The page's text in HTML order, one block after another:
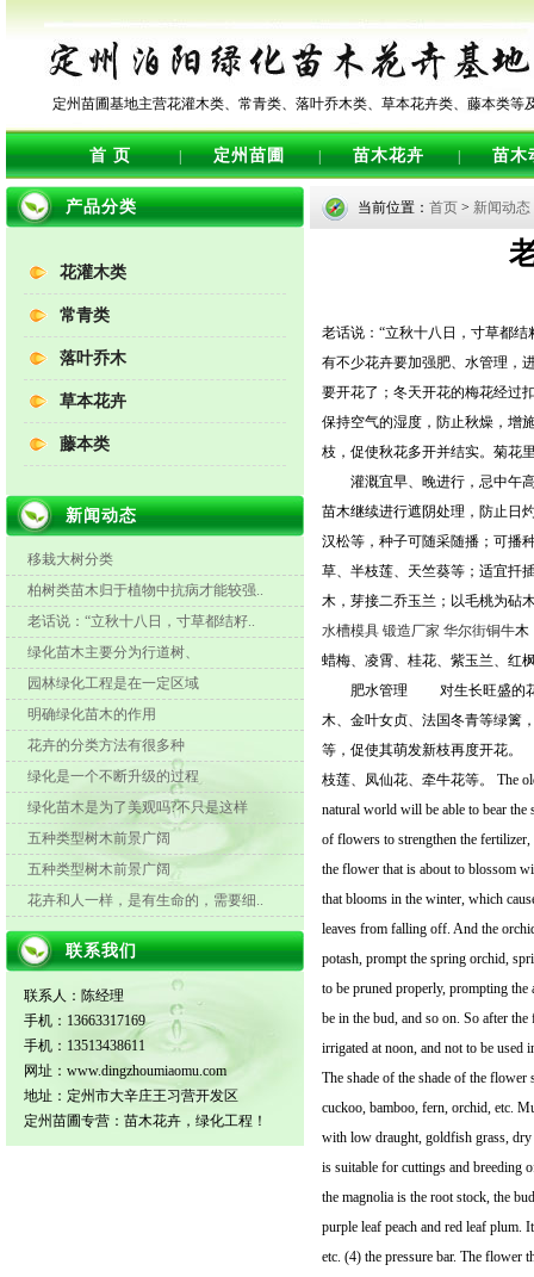
定州苗圃基地主营花灌木类、常青类、落叶乔木类、草本花卉类、藤本类等
首 页 | 定州苗圃 | 苗木花卉 | 苗木
产品分类
花灌木类
常青类
落叶乔木
草本花卉
藤本类
新闻动态
移栽大树分类
柏树类苗木归于植物中抗病才能较强..
老话说：“立秋十八日，寸草都结籽..
绿化苗木主要分为行道树、
园林绿化工程是在一定区域
明确绿化苗木的作用
花卉的分类方法有很多种
绿化是一个不断升级的过程
绿化苗木是为了美观吗?不只是这样
五种类型树木前景广阔
五种类型树木前景广阔
花卉和人一样，是有生命的，需要细..
联系我们
联系人：陈经理
手机：13663317169
手机：13513438611
网址：www.dingzhoumiaomu.com
地址：定州市大辛庄王习营开发区
定州苗圃专营：苗木花卉，绿化工程！
当前位置： 首页 > 新闻动态
老话说：“立秋十八日，寸草都
有不少花卉要加强肥、水管理，
要开花了；冬天开花的梅花经过
保持空气的湿度，防止秋燥，增
枝，促使秋花多开并结实。菊
灌溉宜早、晚进行，忌中午
苗木继续进行遮阴处理，防止
汉松等，种子可随采随播；可
草、半枝莲、天竺葵等；适宜
木，芽接二乔玉兰；以毛桃为砧
水槽模具 锻造厂家 华尔街铜牛木
蜡梅、凌霄、桂花、紫玉兰、
肥水管理 对生长旺盛的花
木、金叶女贞、法国冬青等绿篱
等，促使其萌发新枝再度开花
枝莲、凤仙花、牵牛花等。 The old
natural world will be able to bear the
of flowers to strengthen the fertilizer,
the flower that is about to blossom
that blooms in the winter, which
leaves from falling off. And the
potash, prompt the spring orchid,
to be pruned properly, prompting
be in the bud, and so on. So after
irrigated at noon, and not to be used
The shade of the shade of the
cuckoo, bamboo, fern, orchid, etc.
with low draught, goldfish grass, dry
is suitable for cuttings and breeding
the magnolia is the root stock, the
purple leaf peach and red leaf plum.
etc. (4) the pressure bar. The flower